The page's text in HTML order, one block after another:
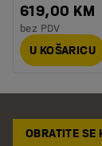
619,00 KM
bez PDV
U KOŠARICU
OBRATITE SE